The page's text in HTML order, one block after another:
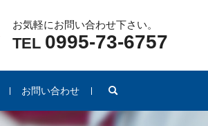
お気軽にお問い合わせ下さい。
TEL 0995-73-6757
お問い合わせ